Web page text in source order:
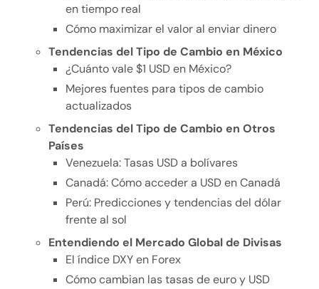
en tiempo real
Cómo maximizar el valor al enviar dinero
Tendencias del Tipo de Cambio en México
¿Cuánto vale $1 USD en México?
Mejores fuentes para tipos de cambio
actualizados
Tendencias del Tipo de Cambio en Otros
Países
Venezuela: Tasas USD a bolívares
Canadá: Cómo acceder a USD en Canadá
Perú: Predicciones y tendencias del dólar
frente al sol
Entendiendo el Mercado Global de Divisas
El índice DXY en Forex
Cómo cambian las tasas de euro y USD